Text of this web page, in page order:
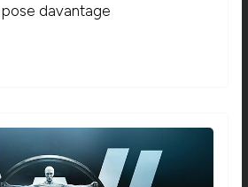
davantage